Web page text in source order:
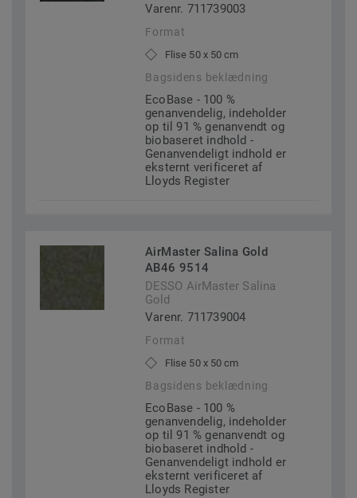
Varenr. 711739003
Format
Flise 50 x 50 cm
Bagsidens beklædning
EcoBase - 100 %
genanvendelig, indeholder
op til 91 % genanvendt og
biobaseret indhold -
Genanvendeligt indhold er
eksternt verificeret af
Lloyds Register
AirMaster Salina Gold
AB46 9514
DESSO AirMaster Salina
Gold
Varenr. 711739004
Format
Flise 50 x 50 cm
Bagsidens beklædning
EcoBase - 100 %
genanvendelig, indeholder
op til 91 % genanvendt og
biobaseret indhold -
Genanvendeligt indhold er
eksternt verificeret af
Lloyds Register